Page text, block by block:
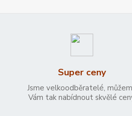
Super ceny
Jsme velkoodběratelé,
Vám tak nabídnout skvělé